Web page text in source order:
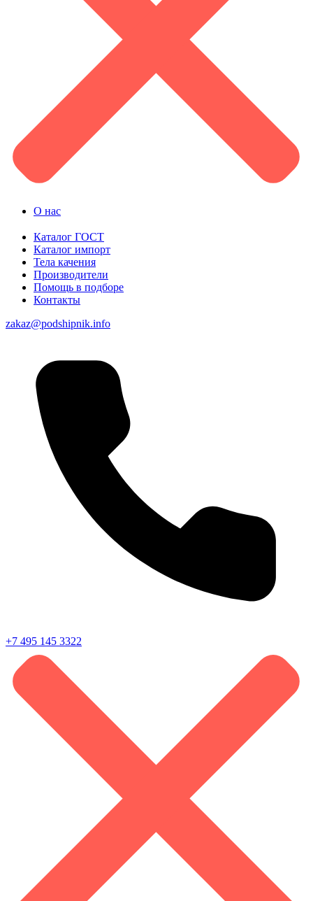
О нас
Каталог ГОСТ
Каталог импорт
Тела качения
Производители
Помощь в подборе
Контакты
zakaz@podshipnik.info
+7 495 145 3322